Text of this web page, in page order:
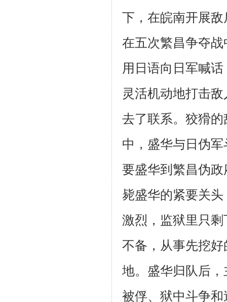
下，在皖南开展
在五次繁昌争夺
用日语向日军喊
灵活机动地打击
去了联系。狡猾
中，盛华与日伪
要盛华到繁昌伪
毙盛华的紧要关
激烈，监狱里只
不备，从事先挖
地。盛华归队后
被俘、狱中斗争